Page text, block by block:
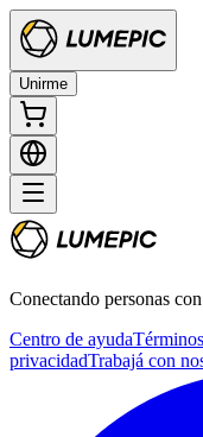
Unirme
Conectando personas
Centro de ayuda
privacidadTrabajá con